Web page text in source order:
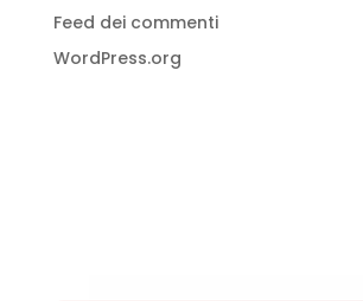
Feed dei commenti
WordPress.org